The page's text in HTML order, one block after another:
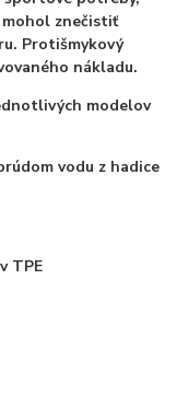
znečistiť
Protišmykový
nákladu.
modelov
vodu z hadice
TPE